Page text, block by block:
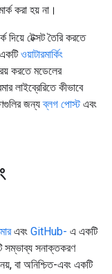
করা হয় না।
টেক্সট তৈরি করতে
ওয়াটারমার্কিং
করতে মডেলের
লাইব্রেরিতে কীভাবে
জন্যব্লগ পোস্টএবং
এবং GitHub- এ একটি
সম্ভাব্য সনাক্তকরণ
বা অনিশ্চিত-এবং একটি